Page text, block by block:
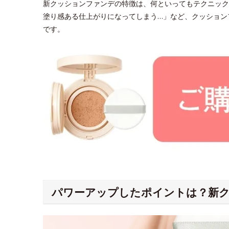
新クッションファンデの特徴は、何といってもテクニッ
塗り感ある仕上がりになってしまう…」など、クッショ
です。
パワーアップしたポイントは？新